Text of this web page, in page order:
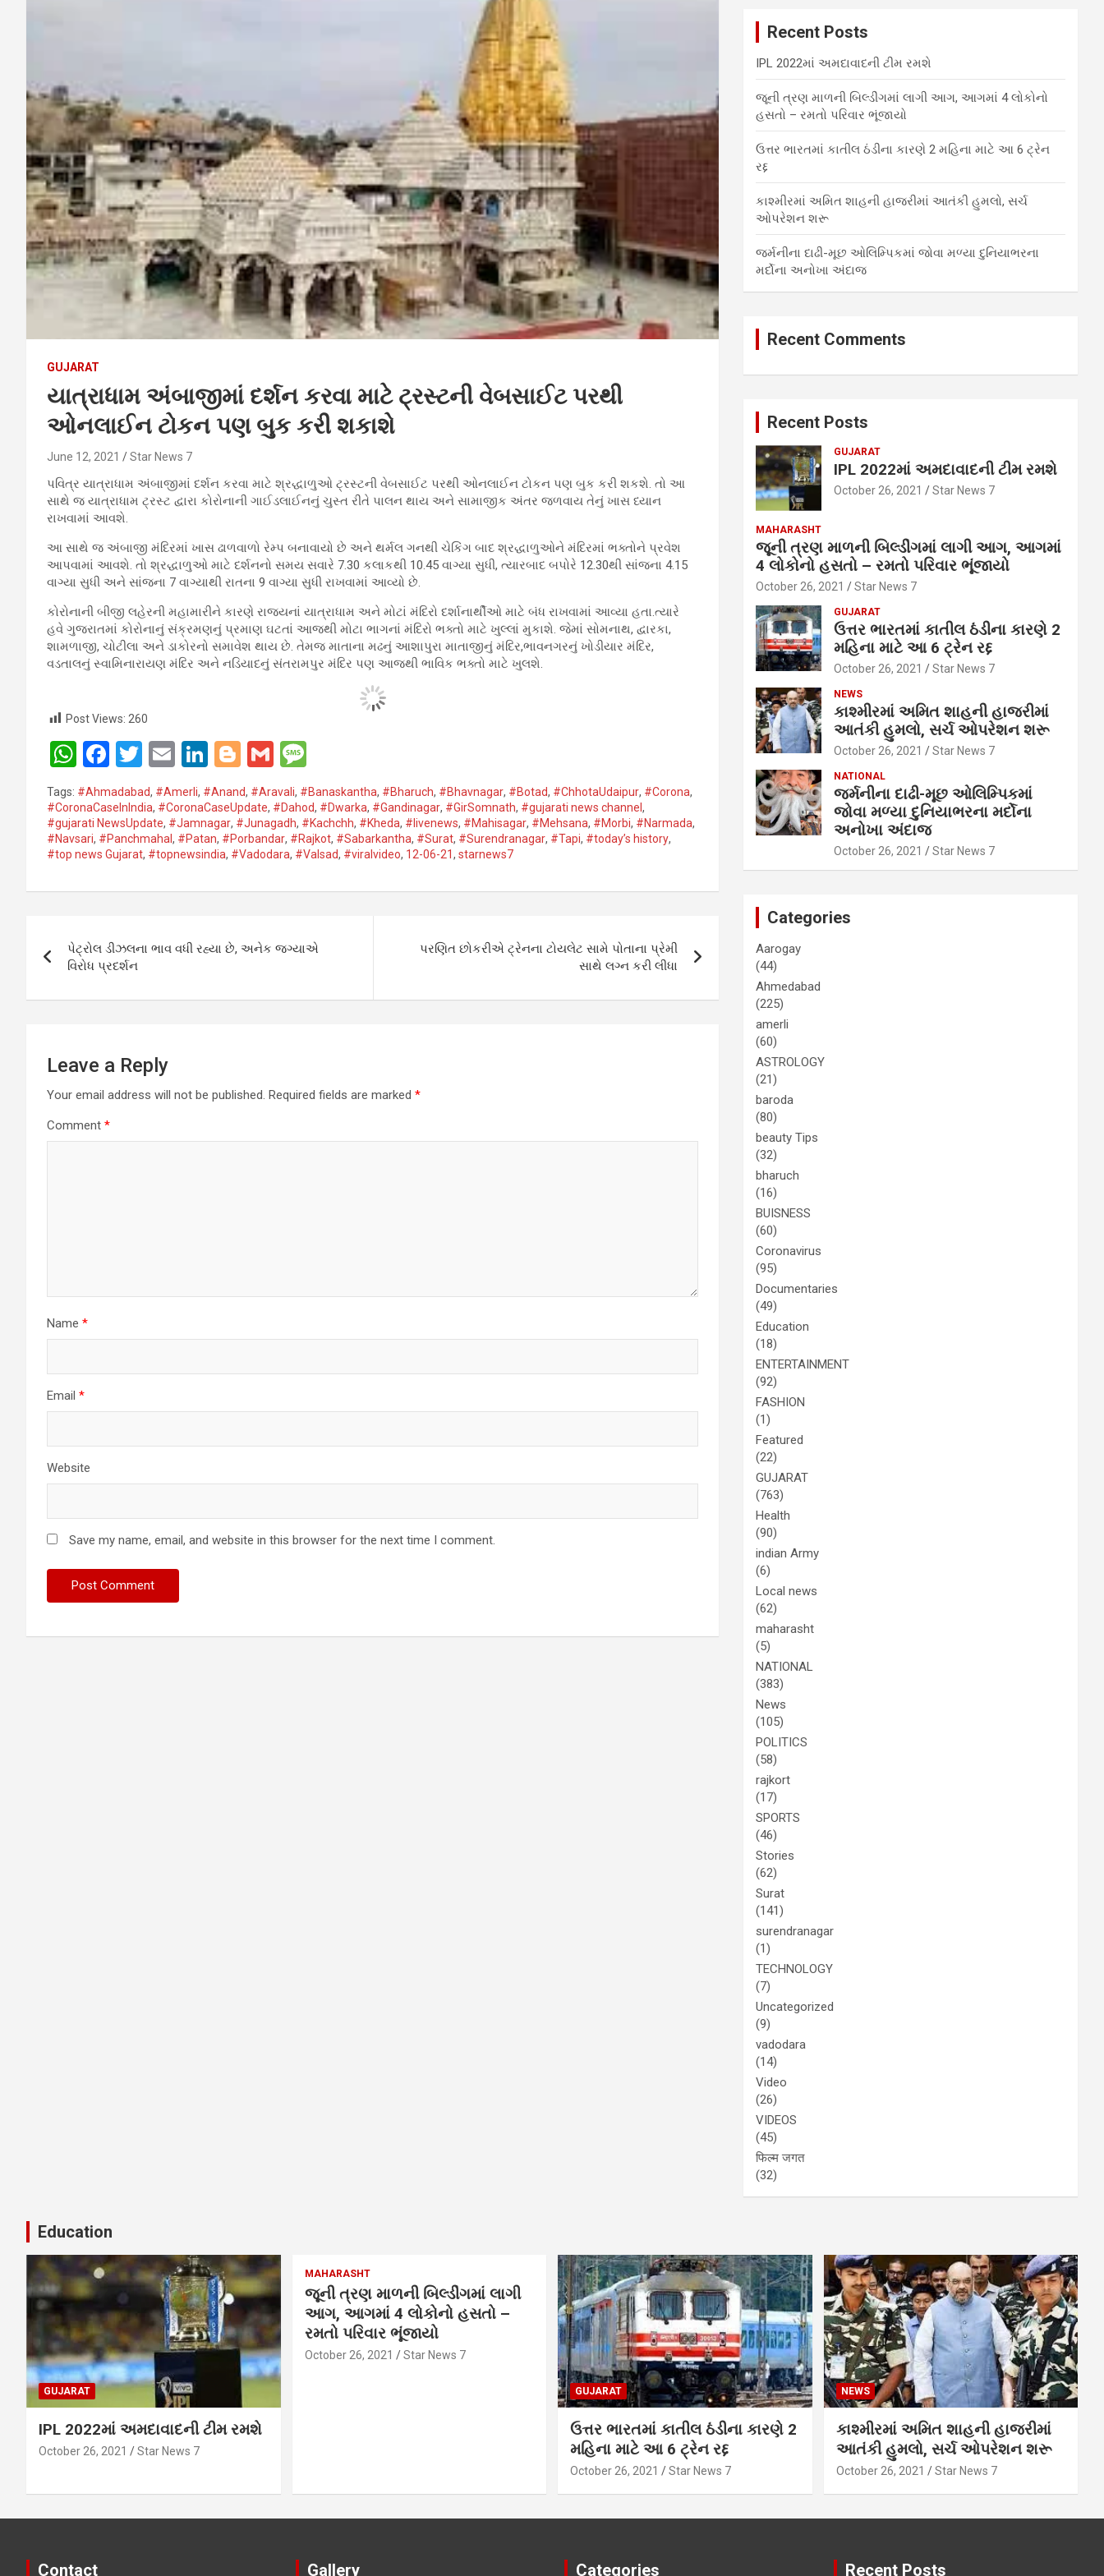
GUJARAT
યાત્રાધામ અંબાજીમાં દર્શન કરવા માટે ટ્રસ્ટની વેબસાઈટ પરથી
ઓનલાઈન ટોકન પણ બુક કરી શકાશે
June 12, 2021 Star News 7
પવિત્ર યાત્રાધામ અંબાજીમાં દર્શન કરવા માટે શ્રદ્ધાળુઓ ટ્રસ્ટની વેબસાઈટ પરથી ઓનલાઈન ટોકન પણ બુક કરી શકશે. તો આ
સાથે જ યાત્રાધામ ટ્રસ્ટ દ્વારા કોરોનાની ગાઈડલાઈનનું ચુસ્ત રીતે પાલન થાય અને સામાજીક અંતર જળવાય તેનું ખાસ ધ્યાન
રાખવામાં આવશે.
આ સાથે જ અંબાજી મંદિરમાં ખાસ ઢાળવાળો રેમ્પ બનાવાયો છે અને થર્મલ ગનથી ચેકિંગ બાદ શ્રદ્ધાળુઓને મંદિરમાં ભક્તોને પ્રવેશ
આપવામાં આવશે. તો શ્રદ્ધાળુઓ માટે દર્શનનો સમય સવારે 7.30 કલાકથી 10.45 વાગ્યા સુધી, ત્યારબાદ બપોરે 12.30થી સાંજના 4.15
વાગ્યા સુધી અને સાંજના 7 વાગ્યાથી રાતના 9 વાગ્યા સુધી રાખવામાં આવ્યો છે.
કોરોનાની બીજી લહેરની મહામારીને કારણે રાજ્યનાં યાત્રાધામ અને મોટાં મંદિરો દર્શાનાર્થીઓ માટે બંધ રાખવામાં આવ્યા હતા.ત્યારે
હવે ગુજરાતમાં કોરોનાનું સંક્રમણનું પ્રમાણ ઘટતાં આજથી મોટા ભાગનાં મંદિરો ભક્તો માટે ખુલ્લાં મુકાશે. જેમાં સોમનાથ, દ્વારકા,
શામળાજી, ચોટીલા અને ડાકોરનો સમાવેશ થાય છે. તેમજ માતાના મઢનું આશાપુરા માતાજીનું મંદિર,ભાવનગરનું ખોડીયાર મંદિર,
વડતાલનું સ્વામિનારાયણ મંદિર અને નડિયાદનું સંતરામપુર મંદિર પણ આજથી ભાવિક ભક્તો માટે ખુલશે.
Post Views: 260
W
h
at
s
A
p
F
a
ce
b
o
o
T
wi
tt
er
E
m
ail
Li
n
ke
dI
n
Bl
o
g
g
er
G
m
ail
es
s
a
g
e
Tags: #Ahmadabad, #Amerli, #Anand, #Aravali, #Banaskantha​, #Bharuch, #Bhavnagar​, #Botad, #ChhotaUdaipur, #Corona​,
#CoronaCaseInIndia, #CoronaCaseUpdate, #Dahod​, #Dwarka​, #Gandinagar, #GirSomnath, #gujarati news channel ,
#gujarati NewsUpdate, #Jamnagar​, #Junagadh​, #Kachchh, #Kheda​, #livenews, #Mahisagar​, #Mehsana, #Morbi, #Narmada,
#Navsari​, #Panchmahal, #Patan​, #Porbandar​, #Rajkot​, #Sabarkantha​, #Surat​, #Surendranagar, #Tapi​, #today’s history,
#top news Gujarat, #topnewsindia, #Vadodara​, #Valsad​, #viralvideo, 12-06-21, starnews7
navigation
પેટ્રોલ ડીઝલના ભાવ વધી રહ્યા છે, અનેક જગ્યાએ
વિરોધ પ્રદર્શન
પરણિત છોકરીએ ટ્રેનના ટોયલેટ સામે પોતાના પ્રેમી
સાથે લગ્ન કરી લીધા
Leave a Reply
Your email address will not be published. Required fields are marked *
Comment *
Name *
Email *
Website
Save my name, email, and website in this browser for the next time I comment.
Recent Posts
IPL 2022માં અમદાવાદની ટીમ રમશે
જૂની ત્રણ માળની બિલ્ડીંગમાં લાગી આગ, આગમાં 4 લોકોનો
હસતો – રમતો પરિવાર ભૂંજાયો
ઉત્તર ભારતમાં કાતીલ ઠંડીના કારણે 2 મહિના માટે આ 6 ટ્રેન
રદ્દ
કાશ્મીરમાં અમિત શાહની હાજરીમાં આતંકી હુમલો, સર્ચ
ઓપરેશન શરૂ
જર્મનીના દાઢી-મૂછ ઓલિમ્પિકમાં જોવા મળ્યા દુનિયાભરના
મર્દોના અનોખા અંદાજ
Recent Comments
Recent Posts
GUJARAT
IPL 2022માં અમદાવાદની ટીમ રમશે
October 26, 2021 Star News 7
MAHARASHT
જૂની ત્રણ માળની બિલ્ડીંગમાં લાગી આગ, આગમાં
4 લોકોનો હસતો – રમતો પરિવાર ભૂંજાયો
October 26, 2021 Star News 7
GUJARAT
ઉત્તર ભારતમાં કાતીલ ઠંડીના કારણે 2
મહિના માટે આ 6 ટ્રેન રદ્દ
October 26, 2021 Star News 7
NEWS
કાશ્મીરમાં અમિત શાહની હાજરીમાં
આતંકી હુમલો, સર્ચ ઓપરેશન શરૂ
October 26, 2021 Star News 7
NATIONAL
જર્મનીના દાઢી-મૂછ ઓલિમ્પિકમાં
જોવા મળ્યા દુનિયાભરના મર્દોના
અનોખા અંદાજ
October 26, 2021 Star News 7
Categories
Aarogay
(44)
Ahmedabad
(225)
amerli
(60)
ASTROLOGY
(21)
baroda
(80)
beauty Tips
(32)
bharuch
(16)
BUISNESS
(60)
Coronavirus
(95)
Documentaries
(49)
Education
(18)
ENTERTAINMENT
(92)
FASHION
(1)
Featured
(22)
GUJARAT
(763)
Health
(90)
indian Army
(6)
Local news
(62)
maharasht
(5)
NATIONAL
(383)
News
(105)
POLITICS
(58)
rajkort
(17)
SPORTS
(46)
Stories
(62)
Surat
(141)
surendranagar
(1)
TECHNOLOGY
(7)
Uncategorized
(9)
vadodara
(14)
Video
(26)
VIDEOS
(45)
फिल्म जगत
(32)
Education
GUJARAT
IPL 2022માં અમદાવાદની ટીમ રમશે
October 26, 2021 Star News 7
MAHARASHT
જૂની ત્રણ માળની બિલ્ડીંગમાં લાગી
આગ, આગમાં 4 લોકોનો હસતો –
રમતો પરિવાર ભૂંજાયો
October 26, 2021 Star News 7
GUJARAT
ઉત્તર ભારતમાં કાતીલ ઠંડીના કારણે 2
મહિના માટે આ 6 ટ્રેન રદ્દ
October 26, 2021 Star News 7
NEWS
કાશ્મીરમાં અમિત શાહની હાજરીમાં
આતંકી હુમલો, સર્ચ ઓપરેશન શરૂ
October 26, 2021 Star News 7
Contact Gallery Categories Recent Posts